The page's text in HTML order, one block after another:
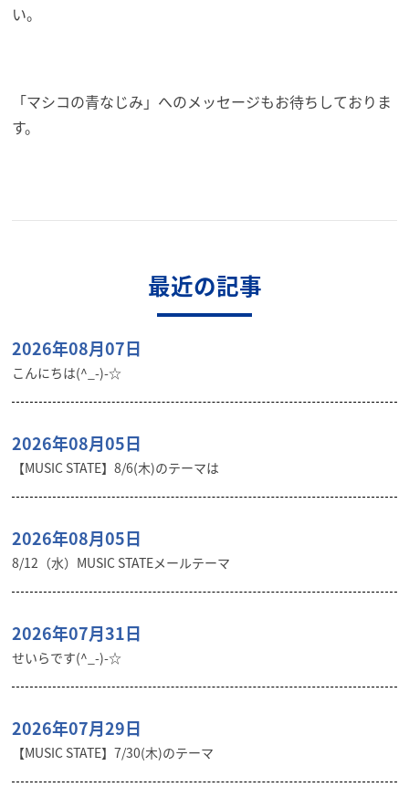
い。
「マシコの青なじみ」へのメッセージもお待ちしておりま
す。
最近の記事
2026年08月07日
こんにちは(^_-)-☆
2026年08月05日
【MUSIC STATE】8/6(木)のテーマは
2026年08月05日
8/12（水）MUSIC STATEメールテーマ
2026年07月31日
せいらです(^_-)-☆
2026年07月29日
【MUSIC STATE】7/30(木)のテーマ